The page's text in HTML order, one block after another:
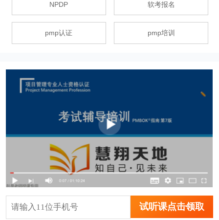
NPDP 软考报名
pmp认证 pmp培训
试听课点击领取